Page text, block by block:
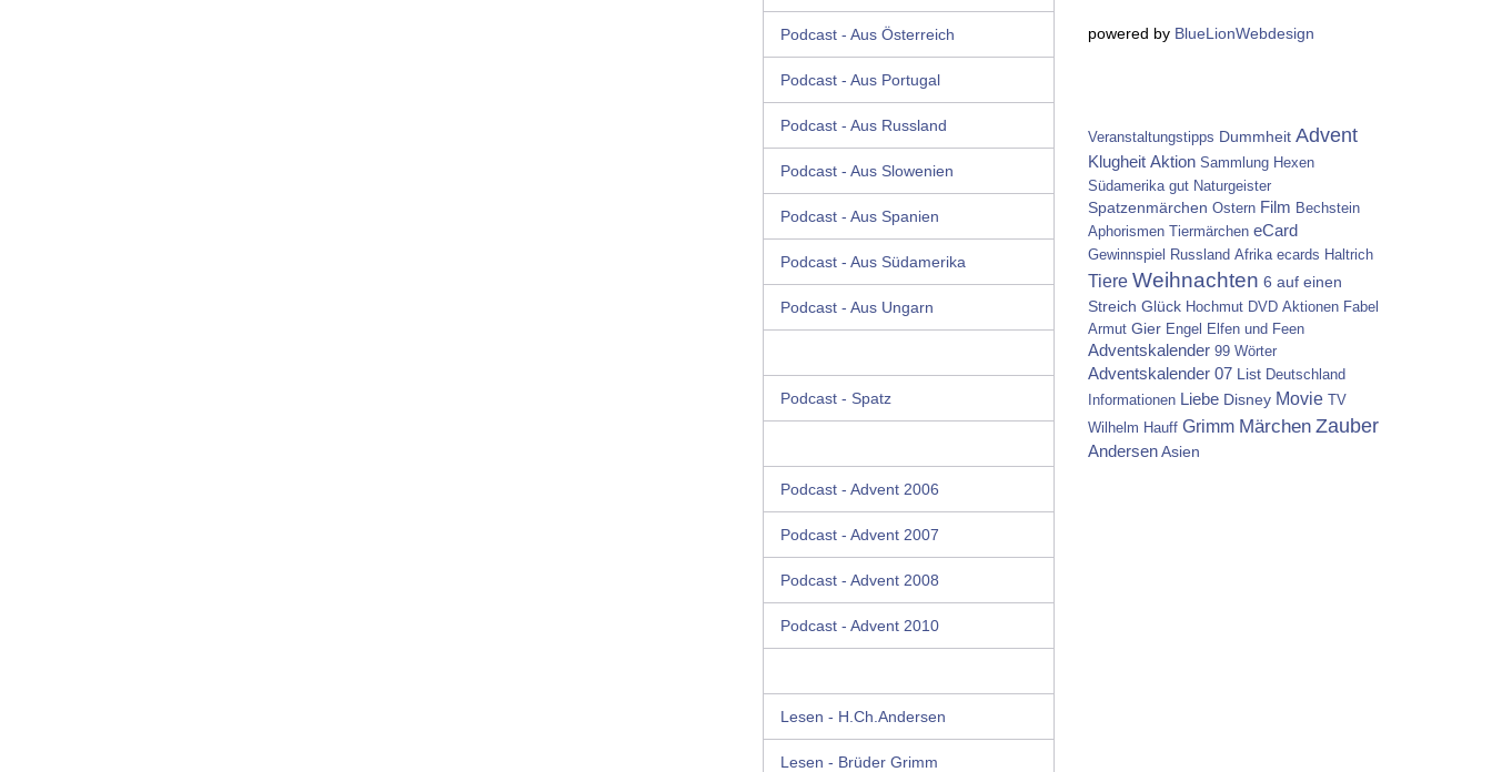
Podcast - Aus Österreich
Podcast - Aus Portugal
Podcast - Aus Russland
Podcast - Aus Slowenien
Podcast - Aus Spanien
Podcast - Aus Südamerika
Podcast - Aus Ungarn
Podcast - Spatz
Podcast - Advent 2006
Podcast - Advent 2007
Podcast - Advent 2008
Podcast - Advent 2010
Lesen - H.Ch.Andersen
Lesen - Brüder Grimm
powered by BlueLionWebdesign
Veranstaltungstipps Dummheit Advent
Klugheit Aktion Sammlung Hexen
Südamerika gut Naturgeister
Spatzenmärchen Ostern Film Bechstein
Aphorismen Tiermärchen eCard
Gewinnspiel Russland Afrika ecards Haltrich
Tiere Weihnachten 6 auf einen
Streich Glück Hochmut DVD Aktionen Fabel
Armut Gier Engel Elfen und Feen
Adventskalender 99 Wörter
Adventskalender 07 List Deutschland
Informationen Liebe Disney Movie TV
Wilhelm Hauff Grimm Märchen Zauber
Andersen Asien